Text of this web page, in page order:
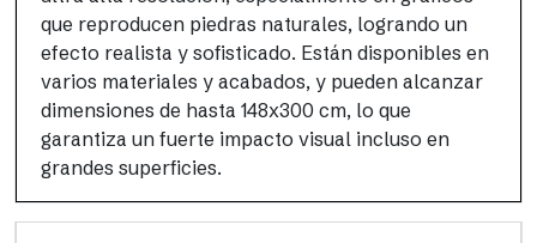
que reproducen piedras naturales, logrando un
efecto realista y sofisticado. Están disponibles en
varios materiales y acabados, y pueden alcanzar
dimensiones de hasta 148x300 cm, lo que
garantiza un fuerte impacto visual incluso en
grandes superficies.